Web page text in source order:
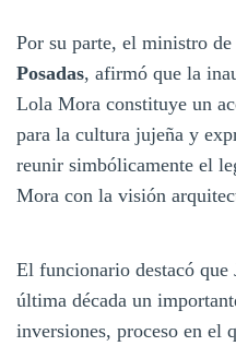
Por su parte, el ministro
Posadas, afirmó que la
Lola Mora constituye un
para la cultura jujeña y
reunir simbólicamente el
Mora con la visión
El funcionario destacó
última década un
inversiones, proceso en el